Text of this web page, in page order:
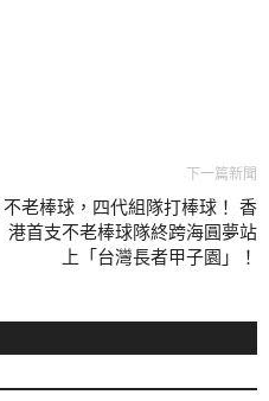
下一篇新聞
不老棒球，四代組隊打棒球！ 香
港首支不老棒球隊終跨海圓夢站
上「台灣長者甲子園」！